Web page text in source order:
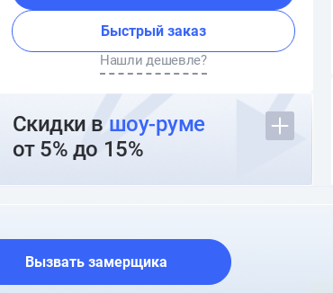
Быстрый заказ
Нашли дешевле?
Скидки в шоу-руме
от 5% до 15%
Вызвать замерщика